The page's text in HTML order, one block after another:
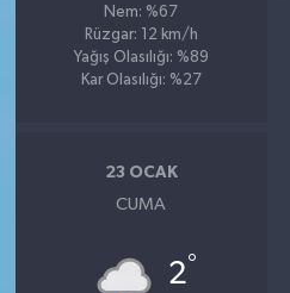
Nem: %67
Rüzgar: 12 km/h
Yağış Olasılığı: %89
Kar Olasılığı: %27
23 OCAK
CUMA
2°